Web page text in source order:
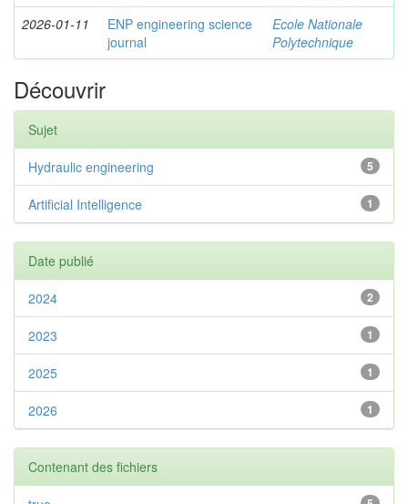
2026-01-11
ENP engineering science
journal
Ecole Nationale
Polytechnique
Découvrir
Sujet
5
Hydraulic engineering
1
Artificial Intelligence
Date publié
2
2024
1
2023
1
2025
1
2026
Contenant des fichiers